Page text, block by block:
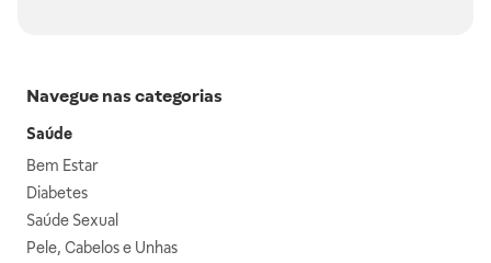
Navegue nas categorias
Saúde
Bem Estar
Diabetes
Saúde Sexual
Pele, Cabelos e Unhas